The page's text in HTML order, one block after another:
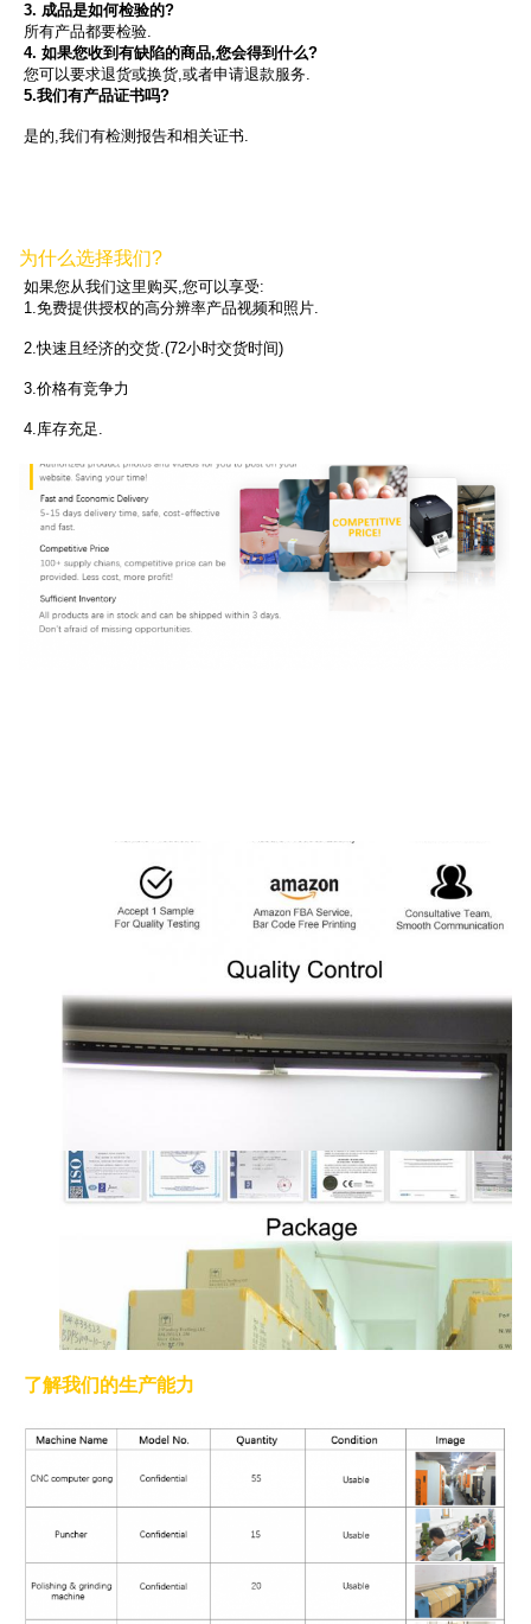
3. 成品是如何检验的?
所有产品都要检验.
4. 如果您收到有缺陷的商品,您会得到什么?
您可以要求退货或换货,或者申请退款服务.
5.我们有产品证书吗?
是的,我们有检测报告和相关证书.
为什么选择我们?
如果您从我们这里购买,您可以享受:
1.免费提供授权的高分辨率产品视频和照片.
2.快速且经济的交货.(72小时交货时间)
3.价格有竞争力
4.库存充足.
了解我们的生产能力